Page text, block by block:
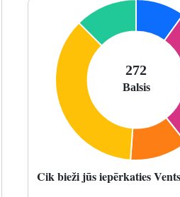
Cik bieži jūs iepērkaties